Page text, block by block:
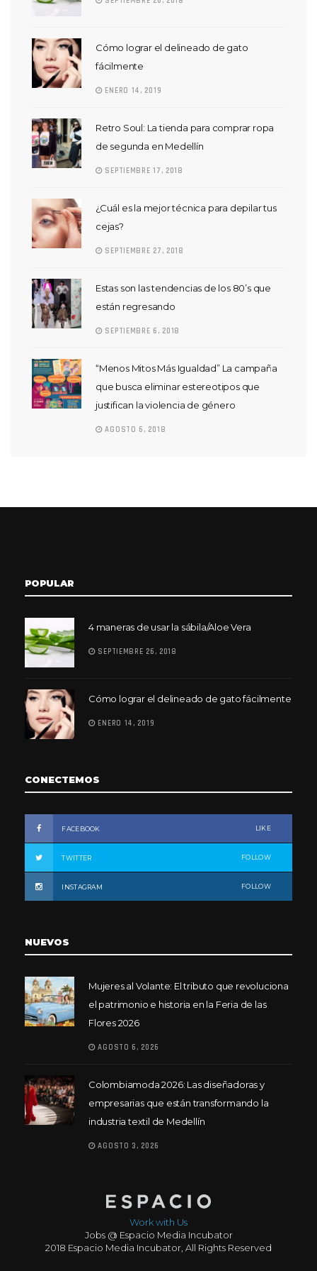
Cómo lograr el delineado de gato
fácilmente
ENERO 14, 2019
Retro Soul: La tienda para comprar ropa
de segunda en Medellín
SEPTIEMBRE 17, 2018
¿Cuál es la mejor técnica para depilar tus
cejas?
SEPTIEMBRE 27, 2018
Estas son las tendencias de los 80’s que
están regresando
SEPTIEMBRE 6, 2018
“Menos Mitos Más Igualdad” La campaña
que busca eliminar estereotipos que
justifican la violencia de género
AGOSTO 6, 2018
POPULAR
4 maneras de usar la sábila/Aloe Vera
SEPTIEMBRE 26, 2018
Cómo lograr el delineado de gato fácilmente
ENERO 14, 2019
CONECTEMOS
FACEBOOK LIKE
TWITTER FOLLOW
INSTAGRAM FOLLOW
NUEVOS
Mujeres al Volante: El tributo que revoluciona
el patrimonio e historia en la Feria de las
Flores 2026
AGOSTO 6, 2026
Colombiamoda 2026: Las diseñadoras y
empresarias que están transformando la
industria textil de Medellín
AGOSTO 3, 2026
Work with Us
Jobs @ Espacio Media Incubator
2018 Espacio Media Incubator, All Rights Reserved